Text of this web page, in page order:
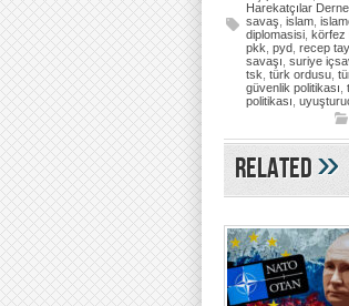
Harekatçılar
savaş islam
diplomasisi körfez
pkk pyd recep
savaşı suriye
tsk türk ordusu
güvenlik politikası
politikası
Related»